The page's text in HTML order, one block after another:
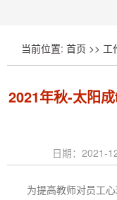
当前位置: 首页 >> 工
2021年秋-太阳
日期：2021-
为提高教师对员工